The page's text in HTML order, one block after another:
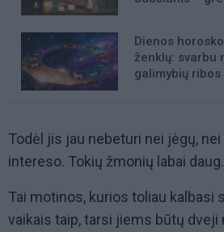
Dienos
ženklų: svarbu
galimybių ribos
Todėl jis jau nebeturi nei jėgų,
intereso. Tokių žmonių labai daug.
Tai motinos, kurios toliau kalbasi
vaikais taip, tarsi jiems būtų dveji